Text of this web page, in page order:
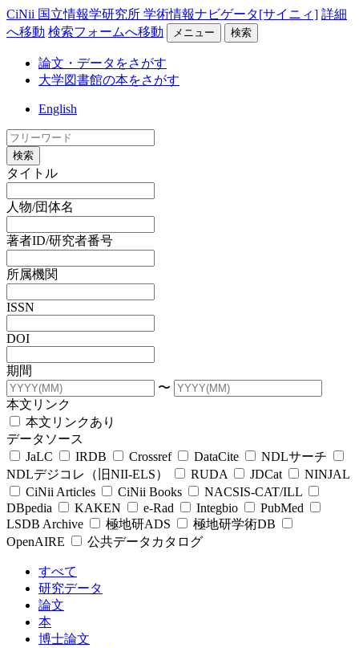
CiNii 国立情報学研究所 学術情報ナビゲータ[サイニィ] 詳細
へ移動 検索フォームへ移動 メニュー 検索
論文・データをさがす
大学図書館の本をさがす
English
検索
タイトル
人物/団体名
著者ID/研究者番号
所属機関
ISSN
DOI
期間
〜
本文リンク
本文リンクあり
データソース
JaLC
IRDB Crossref DataCite
NDLサーチ
NDLデジコレ（旧NII-ELS）
RUDA JDCat
NINJAL
CiNii Articles
CiNii Books
NACSIS-CAT/ILL
DBpedia
KAKEN e-Rad Integbio
PubMed
LSDB Archive
極地研ADS
極地研学術DB
OpenAIRE
公共データカタログ
すべて
研究データ
論文
本
博士論文